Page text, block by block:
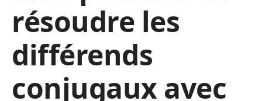
résoudre les
différends
conjugaux avec